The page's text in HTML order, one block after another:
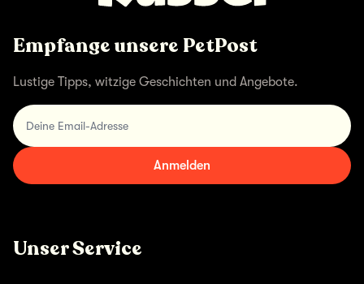
Empfange unsere PetPost
Lustige Tipps, witzige Geschichten und Angebote.
Deine Email-Adresse
Anmelden
Unser Service